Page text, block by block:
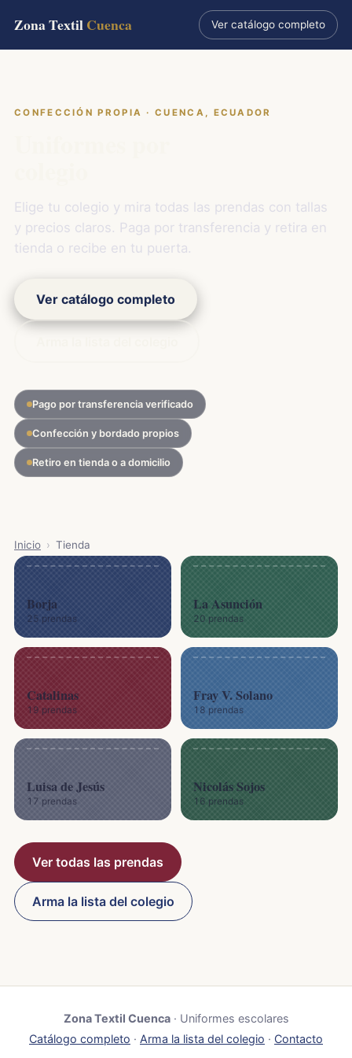
Zona TextilCuenca Ver catálogo completo
CONFECCIÓN PROPIA · CUENCA, ECUADOR
Elige tu colegio y mira todas las prendas con tallas
y precios claros. Paga por transferencia y retira en
tienda o recibe en tu puerta.
Ver catálogo completo
Pago por transferencia verificado
Confección y bordado propios
Retiro en tienda o a domicilio
Inicio › Tienda
Borja
25 prendas
La Asunción
20 prendas
Catalinas
19 prendas
Fray V. Solano
18 prendas
Luisa de Jesús
17 prendas
Nicolás Sojos
16 prendas
Ver todas las prendas
Arma la lista del colegio
Zona Textil Cuenca· Uniformes escolares
Catálogo completo · Arma la lista del colegio · Contacto